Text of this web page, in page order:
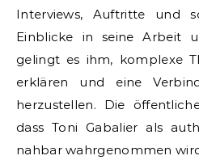
Interviews, Auftritte und
Einblicke in seine Arbeit
gelingt es ihm, komplexe
erklären und eine
herzustellen. Die
dass Toni Gabalier als
nahbar wahrgenommen